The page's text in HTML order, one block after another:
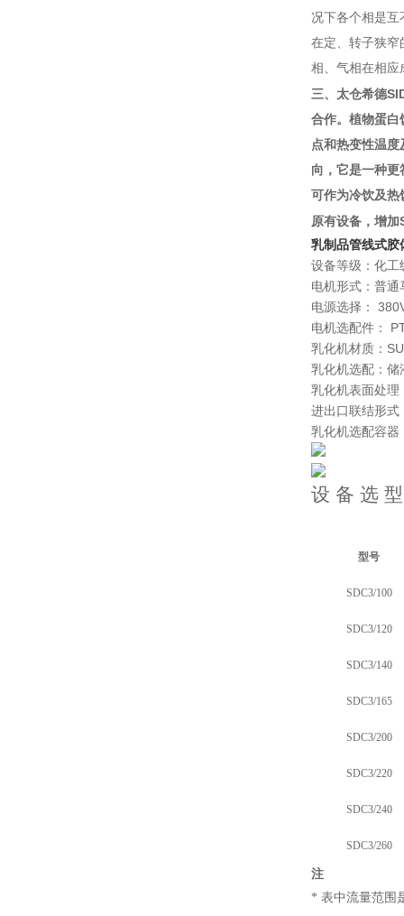
况下各个相是互
在定、转子狭窄
相、气相在相应
三、太仓希德
合作。植物蛋白
点和热变性温
向，它是一种
可作为冷饮及热
原有设备，增加
乳制品管线式胶
设备等级：化工
电机形式：普
电源选择：
电机选配件：
乳化机材质：
乳化机选配：储
乳化机表面处理
进出口联结形式
乳化机选配容器
设 备 选
型号
SDC3/100
SDC3/120
SDC3/140
SDC3/165
SDC3/200
SDC3/220
SDC3/240
SDC3/260
注
* 表中流量范围